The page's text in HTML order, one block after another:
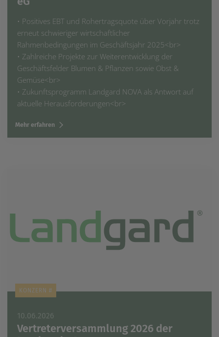
einem erneuten Besuch der Seite schnell wieder zur
Verfügung stellen.
Marketing
Wir verwenden Cookies für Personalisierung, um Ihnen
Inhalte anzuzeigen, die relevanter für Sie sind. So
können wir Ihnen beispielweise Angebote präsentieren,
die genau auf Ihr bisheriges Suchverhalten
zugeschnitten sind.
• Positives EBT und Rohertragsquote über Vorjahr trotz
erneut schwieriger wirtschaftlicher
Rahmenbedingungen im Geschäftsjahr 2025<br>
• Zahlreiche Projekte zur Weiterentwicklung der
Geschäftsfelder Blumen & Pflanzen sowie Obst &
Gemüse<br>
• Zukunftsprogramm Landgard NOVA als Antwort auf
aktuelle Herausforderungen<br>
Mehr erfahren
KONZERN #
10.06.2026
Vertreterversammlung 2026 der